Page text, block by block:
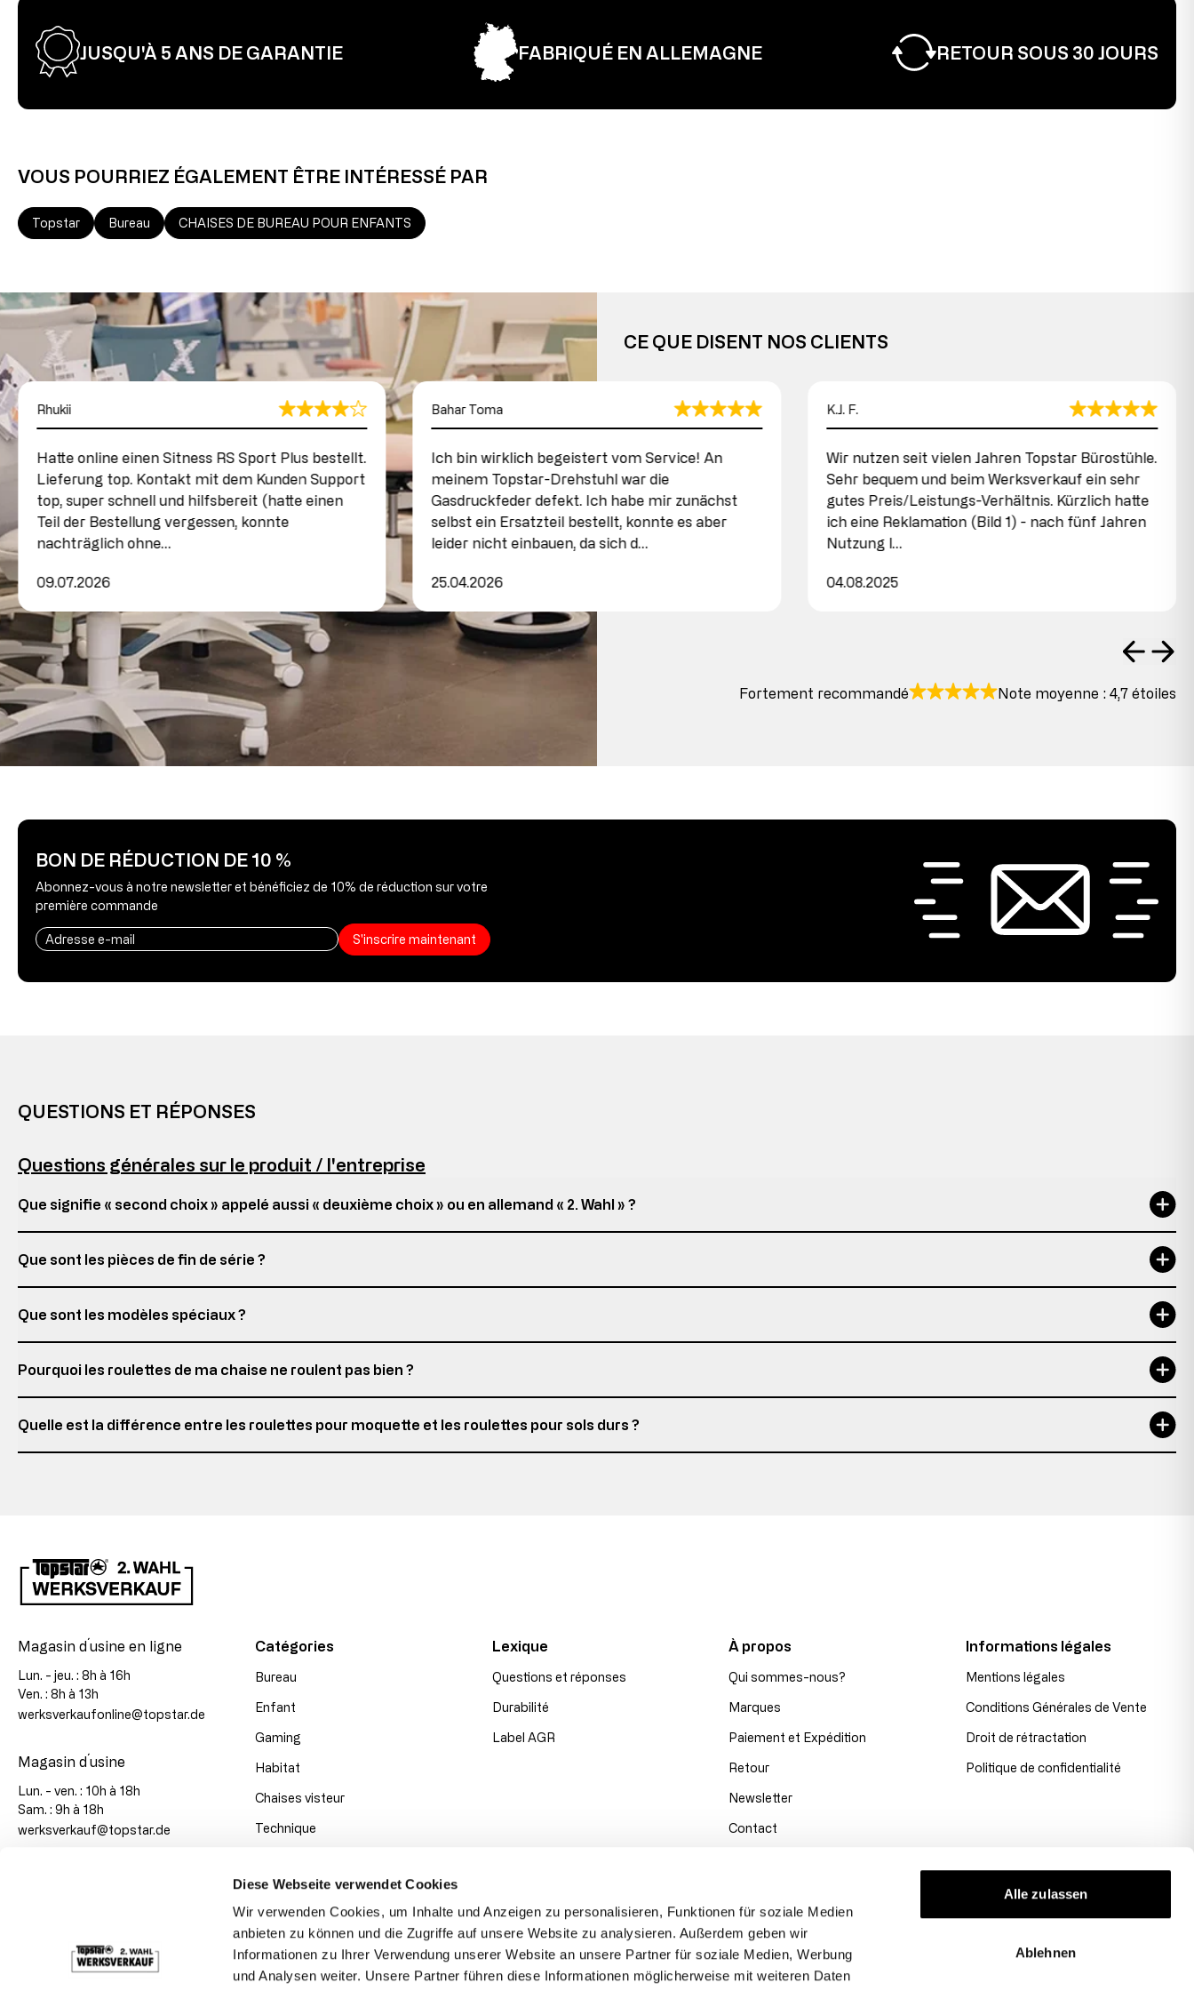
Diese Webseite verwendet Cookies
Wir verwenden Cookies, um Inhalte und Anzeigen zu personalisieren, Funktionen für soziale Medien
anbieten zu können und die Zugriffe auf unsere Website zu analysieren. Außerdem geben wir
Informationen zu Ihrer Verwendung unserer Website an unsere Partner für soziale Medien, Werbung
und Analysen weiter. Unsere Partner führen diese Informationen möglicherweise mit weiteren Daten
Alle zulassen
Ablehnen
JUSQU'À 5 ANS DE GARANTIE FABRIQUÉ EN ALLEMAGNE RETOUR SOUS 30 JOURS
VOUS POURRIEZ ÉGALEMENT ÊTRE INTÉRESSÉ PAR
Topstar Bureau CHAISES DE BUREAU POUR ENFANTS
CE QUE DISENT NOS CLIENTS
Fortement recommandé Note moyenne : 4,7 étoiles
Rhukii
Hatte online einen Sitness RS Sport Plus bestellt.
Lieferung top. Kontakt mit dem Kunden Support
top, super schnell und hilfsbereit (hatte einen
Teil der Bestellung vergessen, konnte
nachträglich ohne…
09.07.2026
Bahar Toma
Ich bin wirklich begeistert vom Service! An
meinem Topstar-Drehstuhl war die
Gasdruckfeder defekt. Ich habe mir zunächst
selbst ein Ersatzteil bestellt, konnte es aber
leider nicht einbauen, da sich d…
25.04.2026
K.J. F.
Wir nutzen seit vielen Jahren Topstar Bürostühle.
Sehr bequem und beim Werksverkauf ein sehr
gutes Preis/Leistungs-Verhältnis. Kürzlich hatte
ich eine Reklamation (Bild 1) - nach fünf Jahren
Nutzung l…
04.08.2025
BON DE RÉDUCTION DE 10 %
Abonnez-vous à notre newsletter et bénéficiez de 10% de réduction sur votre
première commande
S'inscrire maintenant
QUESTIONS ET RÉPONSES
Questions générales sur le produit / l'entreprise
Que signifie « second choix » appelé aussi « deuxième choix » ou en allemand « 2. Wahl » ?
Que sont les pièces de fin de série ?
Que sont les modèles spéciaux ?
Pourquoi les roulettes de ma chaise ne roulent pas bien ?
Quelle est la différence entre les roulettes pour moquette et les roulettes pour sols durs ?
Magasin d´usine en ligne
Lun. - jeu. : 8h à 16h
Ven. : 8h à 13h
werksverkaufonline@topstar.de
Magasin d´usine
Lun. - ven. : 10h à 18h
Sam. : 9h à 18h
werksverkauf@topstar.de
Catégories
Bureau
Enfant
Gaming
Habitat
Chaises visteur
Technique
Grandes quantités
Lexique
Questions et réponses
Durabilité
Label AGR
À propos
Qui sommes-nous?
Marques
Paiement et Expédition
Retour
Newsletter
Contact
Informations légales
Mentions légales
Conditions Générales de Vente
Droit de rétractation
Politique de confidentialité